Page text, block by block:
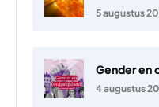
5 augustus
Gender en
4 augustus